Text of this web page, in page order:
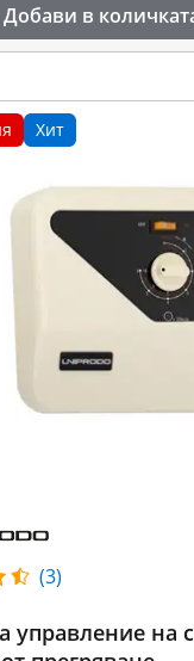
Добави в
Хит
(3)
управление на